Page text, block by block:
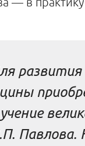
развития
Павлова.